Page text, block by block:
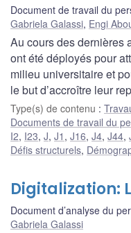
Document de travail du
Gabriela Galassi, Engi
Au cours des dernières
ont été déployés pour
milieu universitaire et
le but d’accroître leur
Type(s) de contenu :
Documents de travail du
I2, I23, J, J1 , J16, J4, J44,
Défis structurels,
Digitalization:
Document d’analyse du
Gabriela Galassi